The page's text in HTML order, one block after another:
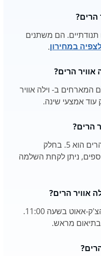
הרים?
תנודתיים. הם משתנים
במחירון.
אוויר הרים?
אורחים, אולם המארחים ב- וילה אוויר
עוד אמצעי שינה.
הרים?
מספר חדרי השינה ב- וילה אוויר הרים הוא 5. בחלק
ניתן לקחת השלמה
אוויר הרים?
זמן הצ'ק-אין הינו בד"כ ב 15:00 והצ'ק-אאוט בשעה 11:00.
מראש.